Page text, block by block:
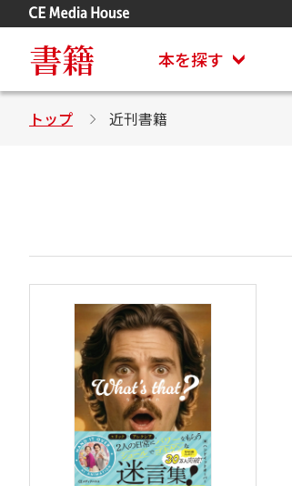
書籍 本を探す
トップ 近刊書籍